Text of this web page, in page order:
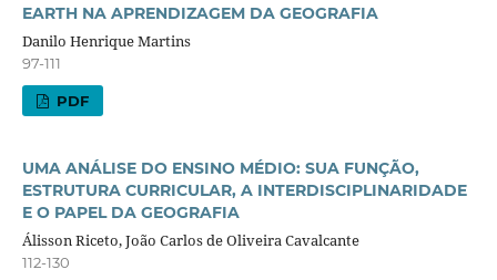
EARTH NA APRENDIZAGEM DA GEOGRAFIA
Danilo Henrique Martins
97-111
PDF
UMA ANÁLISE DO ENSINO MÉDIO: SUA FUNÇÃO,
ESTRUTURA CURRICULAR, A INTERDISCIPLINARIDADE
E O PAPEL DA GEOGRAFIA
Álisson Riceto, João Carlos de Oliveira Cavalcante
112-130